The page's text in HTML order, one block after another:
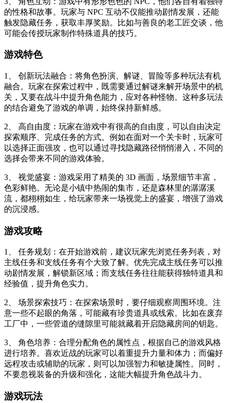
的性格和故事。玩家与 NPC 互动不仅能推动剧情发展，还能
触发隐藏任务，获取丰厚奖励。比如与善良的老工匠交谈，他
可能会传授玩家制作特殊道具的技巧。
游戏特色
1、 创新玩法融合：将角色扮演、解谜、冒险等多种玩法有机
融合。玩家在探索过程中，既需要通过解谜来解开场景中的机
关，又要在战斗中提升角色能力，应对各种怪物。这种多玩法
的结合避免了游戏的单调，始终保持新鲜感。
2、 高自由度：玩家在游戏中有很高的自由度，可以自由决定
探索顺序、完成任务的方式。例如在面对一个关卡时，玩家可
以选择正面强攻，也可以通过寻找隐藏路径悄悄潜入，不同的
选择会带来不同的游戏体验。
3、 视觉盛宴：游戏采用了精美的 3D 画面，场景细节丰富，
色彩鲜艳。无论是小镇中热闹的集市，还是森林里的潺潺溪
流，都栩栩如生，给玩家带来一场视觉上的盛宴，增强了游戏
的沉浸感。
游戏攻略
1、 任务规划：在开始游戏前，建议玩家先浏览任务列表，对
主线任务和支线任务有个大致了解。优先完成主线任务可以推
动剧情发展，解锁新区域；而支线任务往往能获得独特道具和
经验值，提升角色实力。
2、 场景探索技巧：在探索场景时，要仔细观察周围环境。注
意一些不起眼的角落，可能藏有珍贵道具或线索。比如在废弃
工厂中，一些管道的缝隙里可能就藏着开启隐藏房间的钥匙。
3、 角色培养：合理分配角色的属性点，根据自己的游戏风格
进行培养。喜欢近战的玩家可以着重提升力量和体力；而偏好
远程攻击或辅助的玩家，则可以加强智力和敏捷属性。同时，
不要忽视装备的升级和强化，这能大幅提升角色战斗力。
游戏玩法